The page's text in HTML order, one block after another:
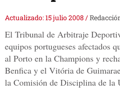
Actualizado: 15 julio 2008 /
El Tribunal de Arbitraje
equipos portugueses afectados
al Porto en la Champions y
Benfica y el Vitória de
la Comisión de Disciplina de la